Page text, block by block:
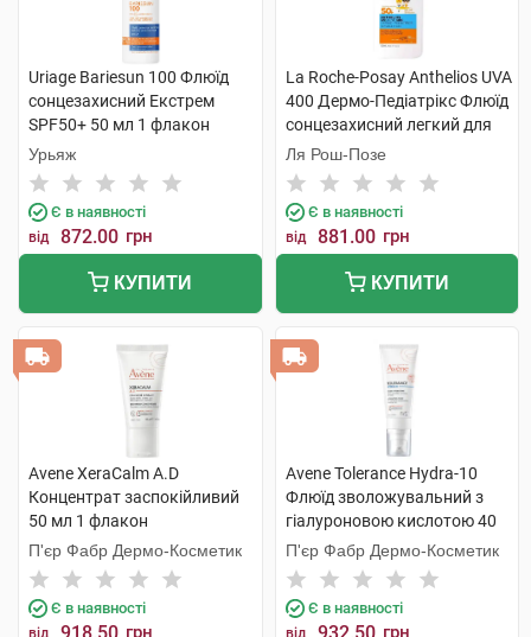
Uriage Bariesun 100 Флюїд
сонцезахисний Екстрем
SPF50+ 50 мл 1 флакон
Урьяж
Є в наявності
від 872.00 грн
КУПИТИ
La Roche-Posay Anthelios UVA
400 Дермо-Педіатрікс Флюїд
сонцезахисний легкий для
чутливої шкіри дітей SPF50+
50 мл 1 флакон
Ля Рош-Позе
Є в наявності
від 881.00 грн
КУПИТИ
Avene XeraCalm A.D
Концентрат заспокійливий
50 мл 1 флакон
П'єр Фабр Дермо-Косметик
Є в наявності
від грн
Avene Tolerance Hydra-10
Флюїд зволожувальний з
гіалуроновою кислотою 40
мл 1 туба
П'єр Фабр Дермо-Косметик
Є в наявності
від грн